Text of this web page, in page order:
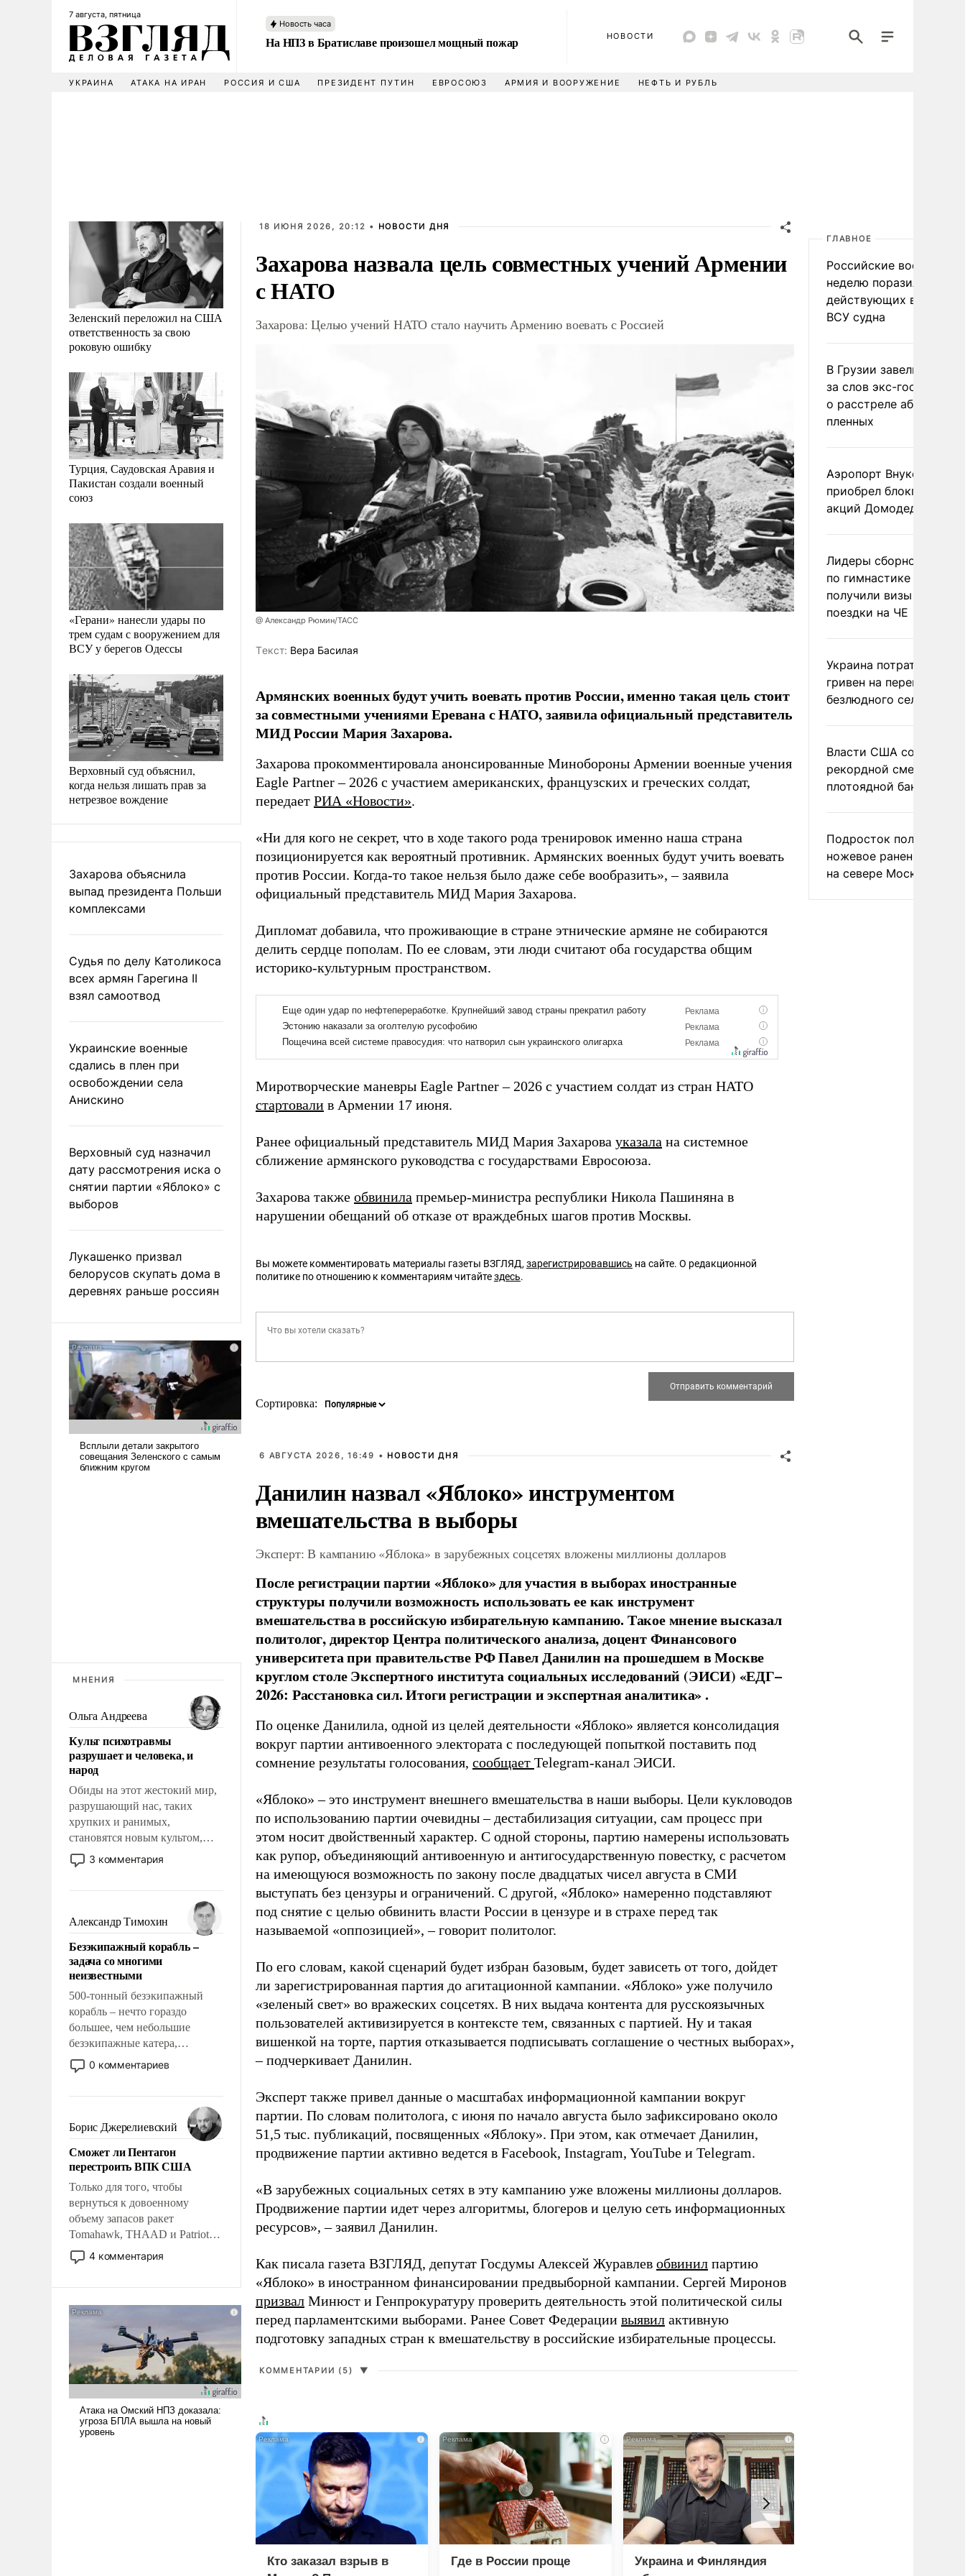
7 августа, пятница
Новость часа
На НПЗ в Братиславе произошел мощный пожар НОВОСТИ
УКРАИНА АТАКА НА ИРАН РОССИЯ И США ПРЕЗИДЕНТ ПУТИН ЕВРОСОЮЗ АРМИЯ И ВООРУЖЕНИЕ НЕФТЬ И РУБЛЬ
Зеленский переложил на США
ответственность за свою
роковую ошибку
Турция, Саудовская Аравия и
Пакистан создали военный
союз
«Герани» нанесли удары по
трем судам с вооружением для
ВСУ у берегов Одессы
Верховный суд объяснил,
когда нельзя лишать прав за
нетрезвое вождение
Захарова объяснила
выпад президента Польши
комплексами
Судья по делу Католикоса
всех армян Гарегина II
взял самоотвод
Украинские военные
сдались в плен при
освобождении села
Анискино
Верховный суд назначил
дату рассмотрения иска о
снятии партии «Яблоко» с
выборов
Лукашенко призвал
белорусов скупать дома в
деревнях раньше россиян
МНЕНИЯ
Ольга Андреева
Культ психотравмы
разрушает и человека, и
народ
Обиды на этот жестокий мир,
разрушающий нас, таких
хрупких и ранимых,
становятся новым культом,
постепенно вытесняя и
отменяя традиционное
мужественным и твердым под
ударами судьбы, брать на себя
ответственность, помогать
слабым, идти вперед и
адаптироваться.
3 комментария
Александр Тимохин
Безэкипажный корабль –
задача со многими
неизвестными
500-тонный безэкипажный
корабль – нечто гораздо
большее, чем небольшие
безэкипажные катера,
применение которых уже
стало обыденностью. Задача по
сложна и амбициозна. Однако
и ее реализация радикально
поднимет наши боевые
возможности.
0 комментариев
Борис Джерелиевский
Сможет ли Пентагон
перестроить ВПК США
Только для того, чтобы
вернуться к довоенному
объему запасов ракет
Tomahawk, THAAD и Patriot
США потребуется более трех
лет. Даже небольшая война с
Сложившаяся ситуация
означает многолетний период
уязвимости США, например,
перед Китаем.
4 комментария
18 ИЮНЯ 2026, 20:12 • НОВОСТИ ДНЯ
Захарова назвала цель совместных учений Армении
с НАТО
Захарова: Целью учений НАТО стало научить Армению воевать с Россией
@ Александр Рюмин/ТАСС
Tекст: Вера Басилая
Армянских военных будут учить воевать против России, именно такая цель стоит
за совместными учениями Еревана с НАТО, заявила официальный представитель
МИД России Мария Захарова.
Захарова прокомментировала анонсированные Минобороны Армении военные учения
Eagle Partner – 2026 с участием американских, французских и греческих солдат,
передает РИА «Новости».
«Ни для кого не секрет, что в ходе такого рода тренировок именно наша страна
позиционируется как вероятный противник. Армянских военных будут учить воевать
против России. Когда-то такое нельзя было даже себе вообразить», – заявила
официальный представитель МИД Мария Захарова.
Дипломат добавила, что проживающие в стране этнические армяне не собираются
делить сердце пополам. По ее словам, эти люди считают оба государства общим
историко-культурным пространством.
Миротворческие маневры Eagle Partner – 2026 с участием солдат из стран НАТО
стартовали в Армении 17 июня.
Ранее официальный представитель МИД Мария Захарова указала на системное
сближение армянского руководства с государствами Евросоюза.
Захарова также обвинила премьер-министра республики Никола Пашиняна в
нарушении обещаний об отказе от враждебных шагов против Москвы.
Вы можете комментировать материалы газеты ВЗГЛЯД,зарегистрировавшись на сайте. О редакционной
политике по отношению к комментариям читайтездесь.
Сортировка:
6 АВГУСТА 2026, 16:49 • НОВОСТИ ДНЯ
Данилин назвал «Яблоко» инструментом
вмешательства в выборы
Эксперт: В кампанию «Яблока» в зарубежных соцсетях вложены миллионы долларов
После регистрации партии «Яблоко» для участия в выборах иностранные
структуры получили возможность использовать ее как инструмент
вмешательства в российскую избирательную кампанию. Такое мнение высказал
политолог, директор Центра политического анализа, доцент Финансового
университета при правительстве РФ Павел Данилин на прошедшем в Москве
круглом столе Экспертного института социальных исследований (ЭИСИ) «ЕДГ–
2026: Расстановка сил. Итоги регистрации и экспертная аналитика» .
По оценке Данилила, одной из целей деятельности «Яблоко» является консолидация
вокруг партии антивоенного электората с последующей попыткой поставить под
сомнение результаты голосования, сообщает Telegram-канал ЭИСИ.
«Яблоко» – это инструмент внешнего вмешательства в наши выборы. Цели кукловодов
по использованию партии очевидны – дестабилизация ситуации, сам процесс при
этом носит двойственный характер. С одной стороны, партию намерены использовать
как рупор, объединяющий антивоенную и антигосударственную повестку, с расчетом
на имеющуюся возможность по закону после двадцатых чисел августа в СМИ
выступать без цензуры и ограничений. С другой, «Яблоко» намеренно подставляют
под снятие с целью обвинить власти России в цензуре и в страхе перед так
называемой «оппозицией», – говорит политолог.
По его словам, какой сценарий будет избран базовым, будет зависеть от того, дойдет
ли зарегистрированная партия до агитационной кампании. «Яблоко» уже получило
«зеленый свет» во вражеских соцсетях. В них выдача контента для русскоязычных
пользователей активизируется в контексте тем, связанных с партией. Ну и такая
вишенкой на торте, партия отказывается подписывать соглашение о честных выборах»,
– подчеркивает Данилин.
Эксперт также привел данные о масштабах информационной кампании вокруг
партии. По словам политолога, с июня по начало августа было зафиксировано около
51,5 тыс. публикаций, посвященных «Яблоку». При этом, как отмечает Данилин,
продвижение партии активно ведется в Facebook, Instagram, YouTube и Telegram.
«В зарубежных социальных сетях в эту кампанию уже вложены миллионы долларов.
Продвижение партии идет через алгоритмы, блогеров и целую сеть информационных
ресурсов», – заявил Данилин.
Как писала газета ВЗГЛЯД, депутат Госдумы Алексей Журавлев обвинил партию
«Яблоко» в иностранном финансировании предвыборной кампании. Сергей Миронов
призвал Минюст и Генпрокуратуру проверить деятельность этой политической силы
перед парламентскими выборами. Ранее Совет Федерации выявил активную
подготовку западных стран к вмешательству в российские избирательные процессы.
КОММЕНТАРИИ (5) ▼
i
Кто заказал взрыв в
i
Где в России проще
i
Украина и Финляндия
ГЛАВНОЕ
Российские военные за
неделю поразили 34
действующих в
ВСУ судна
В Грузии завели дело
за слов экс-
о расстреле абхазских
пленных
Аэропорт Внуково
приобрел блокпакет
акций Домодедово
Лидеры сборной
по гимнастике не
получили визы для
поездки на ЧЕ
Украина потратила 1
гривен на
безлюдного села
Власти США сообщили
рекордной смертности
плотоядной бактерии
Подросток получил
ножевое ранение в
на севере Москвы